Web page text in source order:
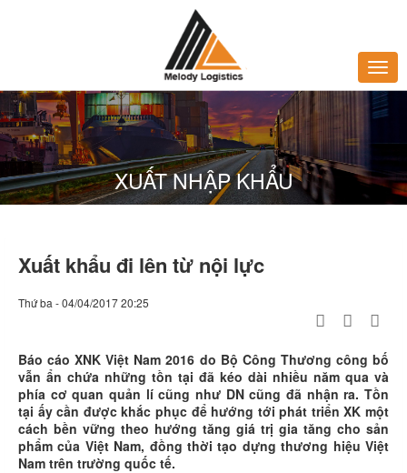
XUẤT NHẬP KHẨU
Xuất khẩu đi lên từ nội lực
Thứ ba - 04/04/2017 20:25
Báo cáo XNK Việt Nam 2016 do Bộ Công Thương công bố
vẫn ẩn chứa những tồn tại đã kéo dài nhiều năm qua và
phía cơ quan quản lí cũng như DN cũng đã nhận ra. Tồn
tại ấy cần được khắc phục để hướng tới phát triển XK một
cách bền vững theo hướng tăng giá trị gia tăng cho sản
phẩm của Việt Nam, đồng thời tạo dựng thương hiệu Việt
Nam trên trường quốc tế.